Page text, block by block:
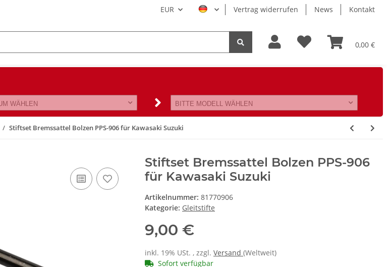
EUR Vertrag widerrufen News Kontakt
0,00 €
WÄHLEN BITTE MODELL WÄHLEN
Stiftset Bremssattel Bolzen PPS-906 für Kawasaki Suzuki
Stiftset Bremssattel Bolzen PPS-906
für Kawasaki Suzuki
Artikelnummer: 81770906
Kategorie: Gleitstifte
9,00 €
inkl. 19% USt. , zzgl. Versand (Weltweit)
Sofort verfügbar